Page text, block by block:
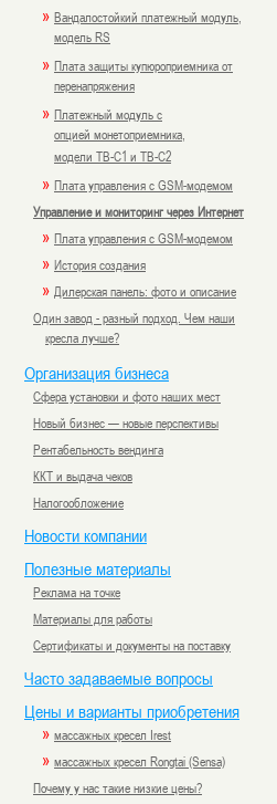
» Вандалостойкий платежный модуль,
модель RS
» Плата защиты купюроприемника от
перенапряжения
» Платежный модуль с
опцией монетоприемника,
модели TB-C1 и TB-C2
» Плата управления с GSM-модемом
Управление и мониторинг через Интернет
» Плата управления с GSM-модемом
» История создания
» Дилерская панель: фото и описание
Один завод - разный подход. Чем наши
кресла лучше?
Организация бизнеса
Сфера установки и фото наших мест
Новый бизнес — новые перспективы
Рентабельность вендинга
ККТ и выдача чеков
Налогообложение
Новости компании
Полезные материалы
Реклама на точке
Материалы для работы
Сертификаты и документы на поставку
Часто задаваемые вопросы
Цены и варианты приобретения
» массажных кресел Irest
» массажных кресел Rongtai (Sensa)
Почему у нас такие низкие цены?